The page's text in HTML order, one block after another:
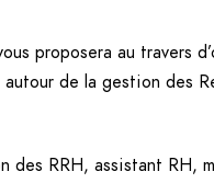
proposera au travers
de la gestion des
RRH, assistant RH,